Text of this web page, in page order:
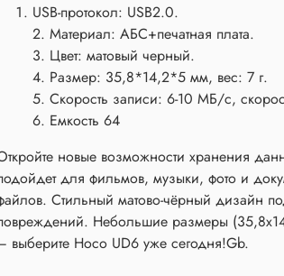
USB-протокол: USB2.0.
2. Материал: АБС+печатная плата.
3. Цвет: матовый черный.
4. Размер: 35,8*14,2*5 мм, вес: 7 г.
5. Скорость записи: 6-10 МБ/с,
6. Емкость 64
новые возможности хранения
для фильмов, музыки, фото и
Стильный матово-чёрный дизайн
Небольшие размеры
выберите Hoco UD6 уже сегодня!Gb.